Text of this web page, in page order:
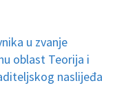
u zvanje
oblast Teorija i
naslijeđa